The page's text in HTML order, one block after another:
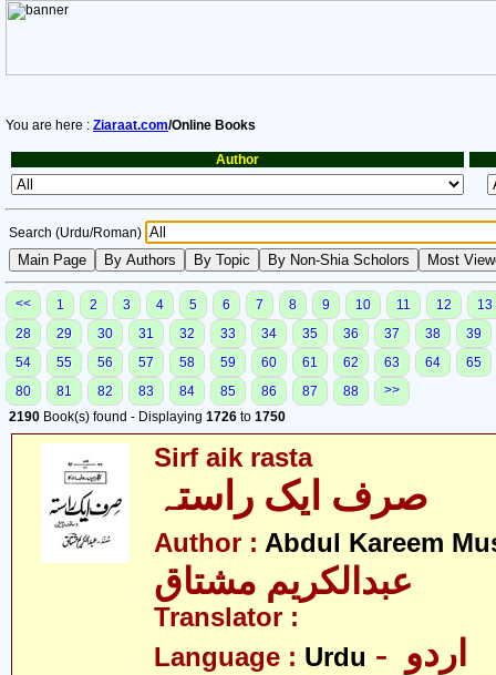
You are here : Ziaraat.com/Online Books
Author
Search (Urdu/Roman)
<< 1 2 3 4 5 6 7 8 9 10 11 12
13
28
29 30 31 32 33 34 35 36 37 38
39
54
55 56 57 58 59 60 61 62 63 64
65
80
81 82 83 84 85 86 87 88
>>
2190 Book(s) found - Displaying 1726 to 1750
Sirf aik rasta
صرف ایک راستہ
Author : Abdul Kareem
عبدالکریم مشتاق
Translator :
Language : Urdu